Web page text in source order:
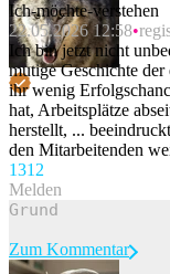
Ich-möchte-verstehen
22.05.2026 12:58
Ich bin jetzt nicht
mutige Geschichte
ihr wenig
hat, Arbeitsplätze
herstellt, ...
den Mitarbeitenden
131 2
Melden
Zum Kommentar